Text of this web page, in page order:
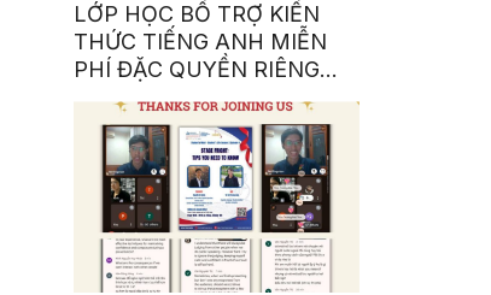
LỚP HỌC BỔ TRỢ KIẾN
THỨC TIẾNG ANH MIỄN
PHÍ ĐẶC QUYỀN RIÊNG
CHO SINH VIÊN NHÀ SEN